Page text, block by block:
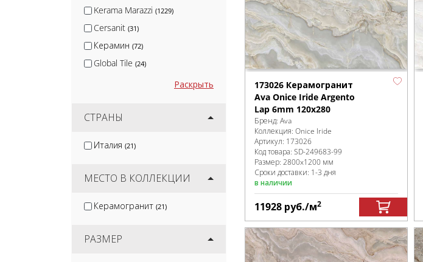
Kerama Marazzi (1229)
Cersanit (31)
Керамин (72)
Global Tile (24)
Gracia Ceramica
Lb-Ceramics
Раскрыть
СТРАНЫ
Италия (21)
МЕСТО В КОЛЛЕКЦИИ
Керамогранит (21)
РАЗМЕР
173026 Керамогранит
Ava Onice Iride Argento
Lap 6mm 120х280
Бренд: Ava
Коллекция: Onice Iride
Артикул: 173026
Код товара: SD-249683-99
Размер: 2800x1200 мм
Сроки доставки: 1-3 дня
в наличии
11928 руб./м2